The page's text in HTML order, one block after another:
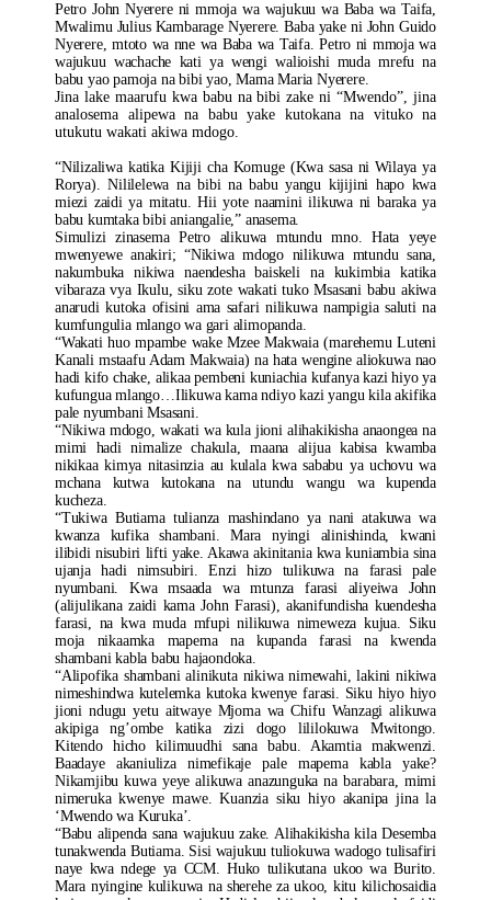
Petro John Nyerere ni mmoja wa wajukuu wa Baba wa Taifa,
Mwalimu Julius Kambarage Nyerere. Baba yake ni John Guido
Nyerere, mtoto wa nne wa Baba wa Taifa. Petro ni mmoja wa
wajukuu wachache kati ya wengi walioishi muda mrefu na
babu yao pamoja na bibi yao, Mama Maria Nyerere.
Jina lake maarufu kwa babu na bibi zake ni “Mwendo”, jina
analosema alipewa na babu yake kutokana na vituko na
utukutu wakati akiwa mdogo.
“Nilizaliwa katika Kijiji cha Komuge (Kwa sasa ni Wilaya ya
Rorya). Nililelewa na bibi na babu yangu kijijini hapo kwa
miezi zaidi ya mitatu. Hii yote naamini ilikuwa ni baraka ya
babu kumtaka bibi aniangalie,” anasema.
Simulizi zinasema Petro alikuwa mtundu mno. Hata yeye
mwenyewe anakiri; “Nikiwa mdogo nilikuwa mtundu sana,
nakumbuka nikiwa naendesha baiskeli na kukimbia katika
vibaraza vya Ikulu, siku zote wakati tuko Msasani babu akiwa
anarudi kutoka ofisini ama safari nilikuwa nampigia saluti na
kumfungulia mlango wa gari alimopanda.
“Wakati huo mpambe wake Mzee Makwaia (marehemu Luteni
Kanali mstaafu Adam Makwaia) na hata wengine aliokuwa nao
hadi kifo chake, alikaa pembeni kuniachia kufanya kazi hiyo ya
kufungua mlango…Ilikuwa kama ndiyo kazi yangu kila akifika
pale nyumbani Msasani.
“Nikiwa mdogo, wakati wa kula jioni alihakikisha anaongea na
mimi hadi nimalize chakula, maana alijua kabisa kwamba
nikikaa kimya nitasinzia au kulala kwa sababu ya uchovu wa
mchana kutwa kutokana na utundu wangu wa kupenda
kucheza.
“Tukiwa Butiama tulianza mashindano ya nani atakuwa wa
kwanza kufika shambani. Mara nyingi alinishinda, kwani
ilibidi nisubiri lifti yake. Akawa akinitania kwa kuniambia sina
ujanja hadi nimsubiri. Enzi hizo tulikuwa na farasi pale
nyumbani. Kwa msaada wa mtunza farasi aliyeiwa John
(alijulikana zaidi kama John Farasi), akanifundisha kuendesha
farasi, na kwa muda mfupi nilikuwa nimeweza kujua. Siku
moja nikaamka mapema na kupanda farasi na kwenda
shambani kabla babu hajaondoka.
“Alipofika shambani alinikuta nikiwa nimewahi, lakini nikiwa
nimeshindwa kutelemka kutoka kwenye farasi. Siku hiyo hiyo
jioni ndugu yetu aitwaye Mjoma wa Chifu Wanzagi alikuwa
akipiga ng’ombe katika zizi dogo lililokuwa Mwitongo.
Kitendo hicho kilimuudhi sana babu. Akamtia makwenzi.
Baadaye akaniuliza nimefikaje pale mapema kabla yake?
Nikamjibu kuwa yeye alikuwa anazunguka na barabara, mimi
nimeruka kwenye mawe. Kuanzia siku hiyo akanipa jina la
‘Mwendo wa Kuruka’.
“Babu alipenda sana wajukuu zake. Alihakikisha kila Desemba
tunakwenda Butiama. Sisi wajukuu tuliokuwa wadogo tulisafiri
naye kwa ndege ya CCM. Huko tulikutana ukoo wa Burito.
Mara nyingine kulikuwa na sherehe za ukoo, kitu kilichosaidia